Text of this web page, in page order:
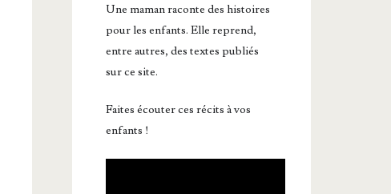
Une maman raconte des histoires
pour les enfants. Elle reprend,
entre autres, des textes publiés
sur ce site.
Faites écouter ces récits à vos
enfants !